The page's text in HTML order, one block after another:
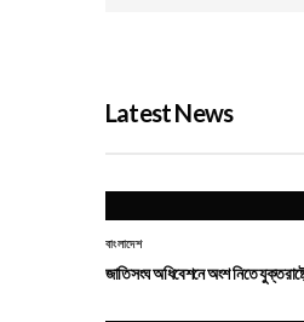
Latest News
বাংলাদেশ
জাতিসংঘ অধিবেশনে অংশ নিতে